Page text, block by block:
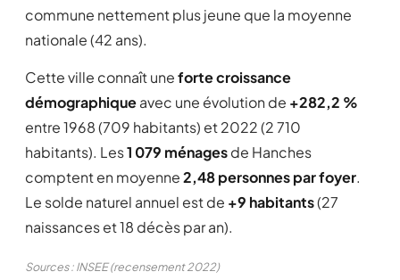
commune nettement plus jeune que la moyenne
nationale (42 ans).
Cette ville connaît uneforte croissance
démographiqueavec une évolution de +282,2 %
entre 1968 (709 habitants) et 2022 (2 710
habitants). Les1 079 ménagesde Hanches
comptent en moyenne2,48 personnes par foyer.
Le solde naturel annuel est de +9 habitants(27
naissances et 18 décès par an).
Sources : INSEE (recensement 2022)